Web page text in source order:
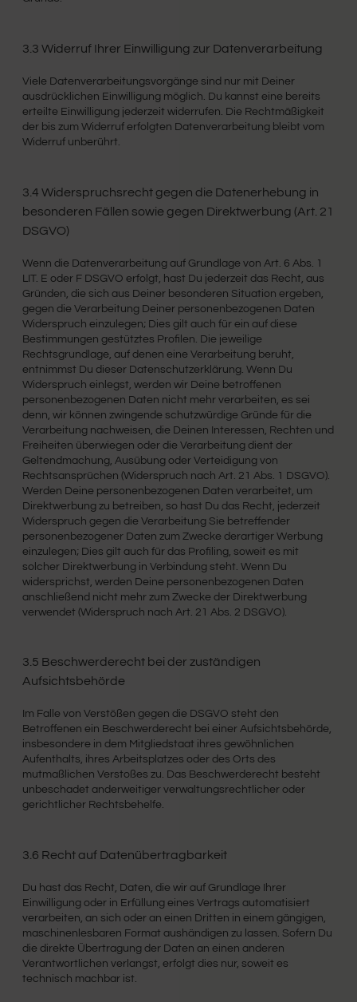
3.3 Widerruf Ihrer Einwilligung zur Datenverarbeitung
Viele Datenverarbeitungsvorgänge sind nur mit Deiner
ausdrücklichen Einwilligung möglich. Du kannst eine bereits
erteilte Einwilligung jederzeit widerrufen. Die Rechtmäßigkeit
der bis zum Widerruf erfolgten Datenverarbeitung bleibt vom
Widerruf unberührt.
3.4 Widerspruchsrecht gegen die Datenerhebung in
besonderen Fällen sowie gegen Direktwerbung (Art. 21
DSGVO)
Wenn die Datenverarbeitung auf Grundlage von Art. 6 Abs. 1
LIT. E oder F DSGVO erfolgt, hast Du jederzeit das Recht, aus
Gründen, die sich aus Deiner besonderen Situation ergeben,
gegen die Verarbeitung Deiner personenbezogenen Daten
Widerspruch einzulegen; Dies gilt auch für ein auf diese
Bestimmungen gestütztes Profilen. Die jeweilige
Rechtsgrundlage, auf denen eine Verarbeitung beruht,
entnimmst Du dieser Datenschutzerklärung. Wenn Du
Widerspruch einlegst, werden wir Deine betroffenen
personenbezogenen Daten nicht mehr verarbeiten, es sei
denn, wir können zwingende schutzwürdige Gründe für die
Verarbeitung nachweisen, die Deinen Interessen, Rechten und
Freiheiten überwiegen oder die Verarbeitung dient der
Geltendmachung, Ausübung oder Verteidigung von
Rechtsansprüchen (Widerspruch nach Art. 21 Abs. 1 DSGVO).
Werden Deine personenbezogenen Daten verarbeitet, um
Direktwerbung zu betreiben, so hast Du das Recht, jederzeit
Widerspruch gegen die Verarbeitung Sie betreffender
personenbezogener Daten zum Zwecke derartiger Werbung
einzulegen; Dies gilt auch für das Profiling, soweit es mit
solcher Direktwerbung in Verbindung steht. Wenn Du
widersprichst, werden Deine personenbezogenen Daten
anschließend nicht mehr zum Zwecke der Direktwerbung
verwendet (Widerspruch nach Art. 21 Abs. 2 DSGVO).
3.5 Beschwerderecht bei der zuständigen
Aufsichtsbehörde
Im Falle von Verstößen gegen die DSGVO steht den
Betroffenen ein Beschwerderecht bei einer Aufsichtsbehörde,
insbesondere in dem Mitgliedstaat ihres gewöhnlichen
Aufenthalts, ihres Arbeitsplatzes oder des Orts des
mutmaßlichen Verstoßes zu. Das Beschwerderecht besteht
unbeschadet anderweitiger verwaltungsrechtlicher oder
gerichtlicher Rechtsbehelfe.
3.6 Recht auf Datenübertragbarkeit
Du hast das Recht, Daten, die wir auf Grundlage Ihrer
Einwilligung oder in Erfüllung eines Vertrags automatisiert
verarbeiten, an sich oder an einen Dritten in einem gängigen,
maschinenlesbaren Format aushändigen zu lassen. Sofern Du
die direkte Übertragung der Daten an einen anderen
Verantwortlichen verlangst, erfolgt dies nur, soweit es
technisch machbar ist.